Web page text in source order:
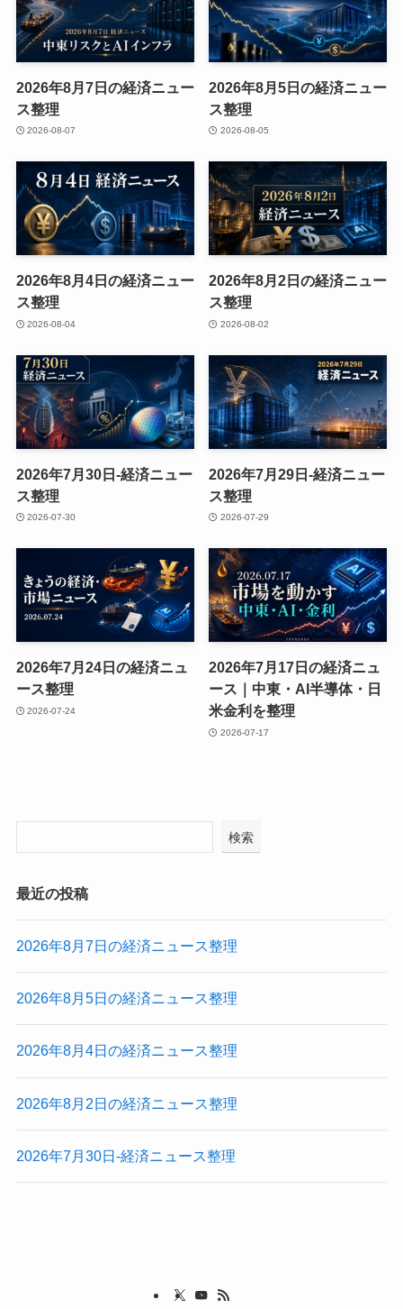
2026年8月7日の経済ニュー
ス整理
2026-08-07
2026年8月5日の経済ニュー
ス整理
2026-08-05
2026年8月4日の経済ニュー
ス整理
2026-08-04
2026年8月2日の経済ニュー
ス整理
2026-08-02
2026年7月30日-経済ニュー
ス整理
2026-07-30
2026年7月29日-経済ニュー
ス整理
2026-07-29
2026年7月24日の経済ニュ
ース整理
2026-07-24
2026年7月17日の経済ニュ
ース｜中東・AI半導体・日
米金利を整理
2026-07-17
検索
最近の投稿
2026年8月7日の経済ニュース整理
2026年8月5日の経済ニュース整理
2026年8月4日の経済ニュース整理
2026年8月2日の経済ニュース整理
2026年7月30日-経済ニュース整理